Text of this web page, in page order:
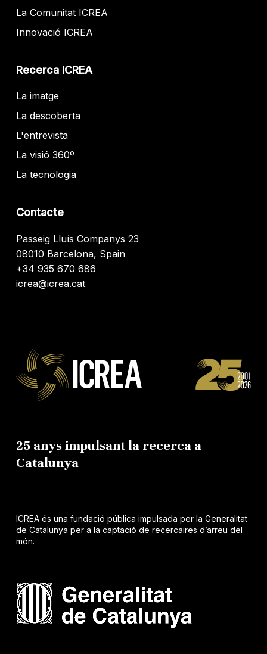
La Comunitat ICREA
Innovació ICREA
Recerca ICREA
La imatge
La descoberta
L'entrevista
La visió 360º
La tecnologia
Contacte
Passeig Lluís Companys 23
08010 Barcelona, Spain
+34 935 670 686
icrea@icrea.cat
25 anys impulsant la recerca a
Catalunya
ICREA és una fundació pública impulsada per la Generalitat
de Catalunya per a la captació de recercaires d’arreu del
món.